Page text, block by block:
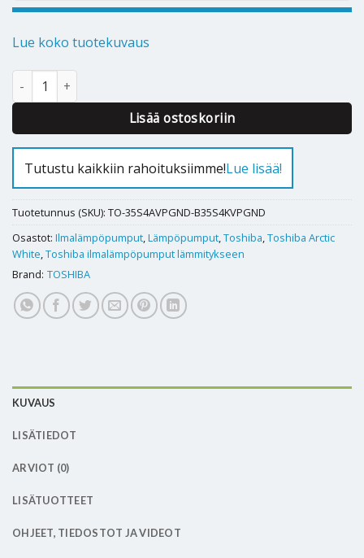
Lue koko tuotekuvaus
Ilmalämpöpumppu Toshiba Arctic White 35 määrä
Lisää ostoskoriin
Alternative:
Tutustu kaikkiin rahoituksiimme!Lue lisää!
Tuotetunnus (SKU): TO-35S4AVPGND-B35S4KVPGND
Osastot: Ilmalämpöpumput Lämpöpumput Toshiba Toshiba Arctic
White Toshiba ilmalämpöpumput lämmitykseen
Brand: TOSHIBA
KUVAUS
LISÄTIEDOT
ARVIOT (0)
LISÄTUOTTEET
OHJEET, TIEDOSTOT JA VIDEOT